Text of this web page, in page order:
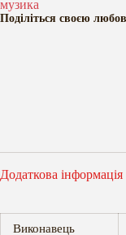
музика
Поділіться своєю
Додаткова інформація
Виконавець